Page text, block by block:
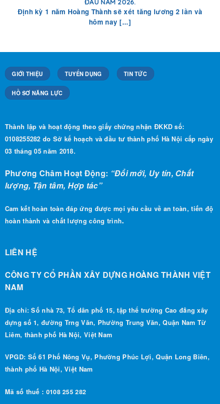
hôm nay [...]
HỒ SƠ NĂNG LỰC
0108255282 do Sở kế hoạch và đầu tư thành phố Hà Nội cấp ngày
03 tháng 05 năm 2018.
lượng, Tận tâm, Hợp tác”
hoàn thành và chất lượng công trình.
CÔNG TY CỔ PHẦN XÂY DỰNG HOÀNG THÀNH VIỆT
NAM
dựng số 1, đường Trng Văn, Phường Trung Văn, Quận Nam Từ
Liêm, thành phố Hà Nội, Việt Nam
thành phố Hà Nội, Việt Nam